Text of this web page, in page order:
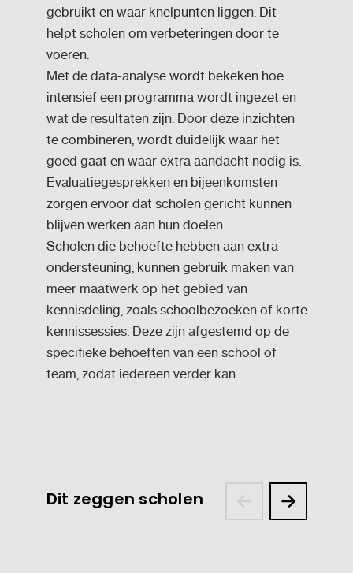
gebruikt en waar knelpunten liggen. Dit
helpt scholen om verbeteringen door te
voeren.
Met de data-analyse wordt bekeken hoe
intensief een programma wordt ingezet en
wat de resultaten zijn. Door deze inzichten
te combineren, wordt duidelijk waar het
goed gaat en waar extra aandacht nodig is.
Evaluatiegesprekken en bijeenkomsten
zorgen ervoor dat scholen gericht kunnen
blijven werken aan hun doelen.
Scholen die behoefte hebben aan extra
ondersteuning, kunnen gebruik maken van
meer maatwerk op het gebied van
kennisdeling, zoals schoolbezoeken of korte
kennissessies. Deze zijn afgestemd op de
specifieke behoeften van een school of
team, zodat iedereen verder kan.
Dit zeggen scholen